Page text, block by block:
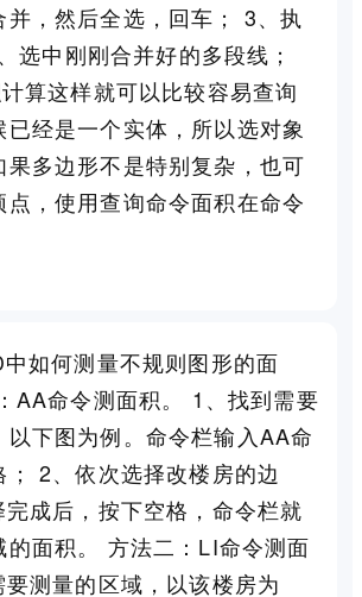
并，然后全选，回车； 3、执
选中刚刚合并好的多段线；
算这样就可以比较容易查询
经是一个实体，所以选对象
果多边形不是特别复杂，也可
点，使用查询命令面积在命令
如何测量不规则图形的面
AA命令测面积。 1、找到需要
以下图为例。命令栏输入AA命
2、依次选择改楼房的边
成后，按下空格，命令栏就
的面积。 方法二：LI命令测面
测量的区域，以该楼房为